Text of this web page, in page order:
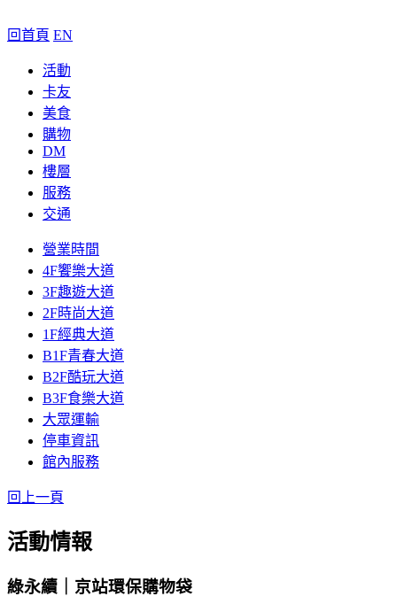
回首頁 EN
活動
卡友
美食
購物
DM
樓層
服務
交通
營業時間
4F饗樂大道
3F趣遊大道
2F時尚大道
1F經典大道
B1F青春大道
B2F酷玩大道
B3F食樂大道
大眾運輸
停車資訊
館內服務
回上一頁
活動情報
綠永續｜京站環保購物袋